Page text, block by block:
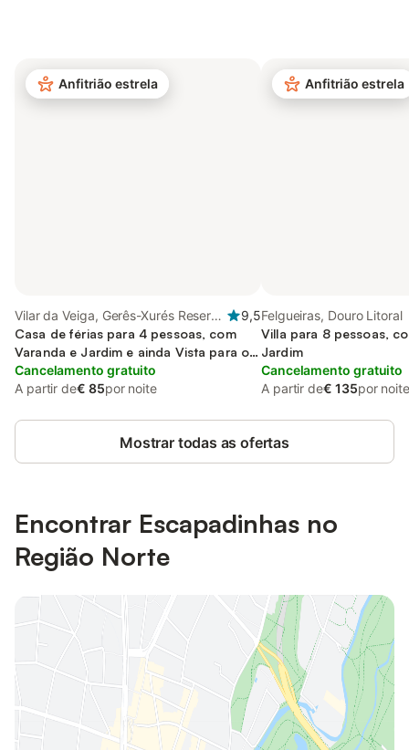
Anfitrião estrela
Vilar da Veiga, Gerês-Xurés Reserva
da Biosfera Transfronteriça
9,5
Casa de férias para 4 pessoas, com
Varanda e Jardim e ainda Vista para o
lago
Cancelamento gratuito
A partir de€ 85por noite
Anfitrião estrela
Felgueiras, Douro Litoral
Villa para 8 pessoas,
Jardim
Cancelamento gratuito
A partir de€ 135por noite
Mostrar todas as ofertas
Encontrar Escapadinhas no
Região Norte